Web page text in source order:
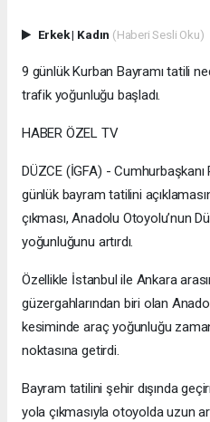
Erkek| Kadın (Haberi Sesli Oku)
9 günlük Kurban Bayramı tatili
trafik yoğunluğu başladı.
HABER ÖZEL TV
DÜZCE (İGFA) - Cumhurbaşkanı
günlük bayram tatilini
çıkması, Anadolu Otoyolu’nun
yoğunluğunu artırdı.
Özellikle İstanbul ile Ankara
güzergahlarından biri olan
kesiminde araç yoğunluğu
noktasına getirdi.
Bayram tatilini şehir dışında
yola çıkmasıyla otoyolda uzun